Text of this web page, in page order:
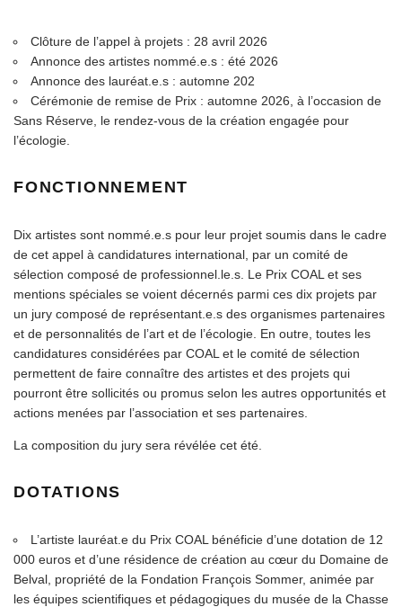
Clôture de l’appel à projets : 28 avril 2026
Annonce des artistes nommé.e.s : été 2026
Annonce des lauréat.e.s : automne 202
Cérémonie de remise de Prix : automne 2026, à l’occasion de
Sans Réserve, le rendez-vous de la création engagée pour
l’écologie.
FONCTIONNEMENT
Dix artistes sont nommé.e.s pour leur projet soumis dans le cadre
de cet appel à candidatures international, par un comité de
sélection composé de professionnel.le.s. Le Prix COAL et ses
mentions spéciales se voient décernés parmi ces dix projets par
un jury composé de représentant.e.s des organismes partenaires
et de personnalités de l’art et de l’écologie. En outre, toutes les
candidatures considérées par COAL et le comité de sélection
permettent de faire connaître des artistes et des projets qui
pourront être sollicités ou promus selon les autres opportunités et
actions menées par l’association et ses partenaires.
La composition du jury sera révélée cet été.
DOTATIONS
L’artiste lauréat.e du Prix COAL bénéficie d’une dotation de 12
000 euros et d’une résidence de création au cœur du Domaine de
Belval, propriété de la Fondation François Sommer, animée par
les équipes scientifiques et pédagogiques du musée de la Chasse